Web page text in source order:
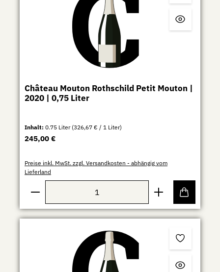
Château Mouton Rothschild Petit Mouton |
2020 | 0,75 Liter
Inhalt:0.75 Liter (326,67 € / 1 Liter)
Regulärer Preis:
245,00 €
Preise inkl. MwSt. zzgl. Versandkosten - abhängig vom
Lieferland
Produkt Anzahl: Gib den gewünschten Wert ein